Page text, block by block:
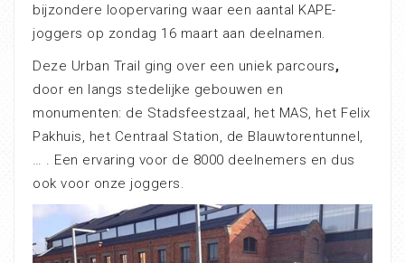
bijzondere loopervaring waar een aantal KAPE-
joggers op zondag 16 maart aan deelnamen.
Deze Urban Trail ging over een uniek parcours,
door en langs stedelijke gebouwen en
monumenten: de Stadsfeestzaal, het MAS, het Felix
Pakhuis, het Centraal Station, de Blauwtorentunnel,
… . Een ervaring voor de 8000 deelnemers en dus
ook voor onze joggers.